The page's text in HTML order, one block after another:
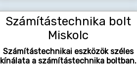
Számítástechnika bolt
Miskolc
Számítástechnikai eszközök széles
kínálata a számítástechnika boltban.